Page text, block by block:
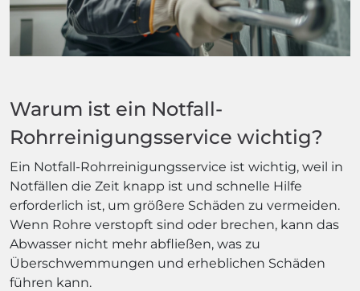
Warum ist ein Notfall-
Rohrreinigungsservice wichtig?
Ein Notfall-Rohrreinigungsservice ist wichtig, weil in
Notfällen die Zeit knapp ist und schnelle Hilfe
erforderlich ist, um größere Schäden zu vermeiden.
Wenn Rohre verstopft sind oder brechen, kann das
Abwasser nicht mehr abfließen, was zu
Überschwemmungen und erheblichen Schäden
führen kann.